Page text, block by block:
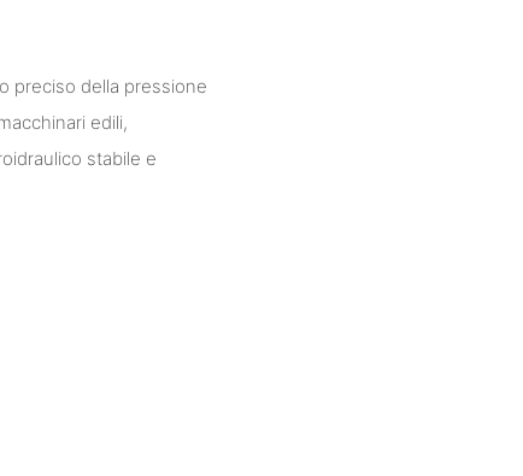
preciso della pressione
edili,
stabile e